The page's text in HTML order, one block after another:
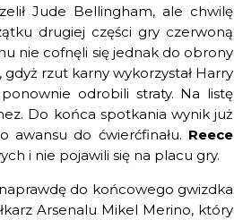
Jude Bellingham, ale chwilę
drugiej części gry czerwoną
nie cofnęli się jednak do obrony
rzut karny wykorzystał Harry
odrobili straty. Na listę
Do końca spotkania wynik już
awansu do ćwierćfinału. Reece
i nie pojawili się na placu gry.
do końcowego gwizdka
Arsenalu Mikel Merino, który